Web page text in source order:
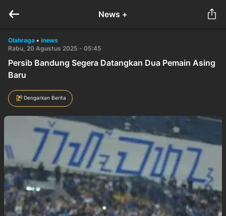
News +
Olahraga • inews
Rabu, 20 Agustus 2025 - 05:45
Persib Bandung Segera Datangkan Dua Pemain Asing
Baru
Dengarkan Berita